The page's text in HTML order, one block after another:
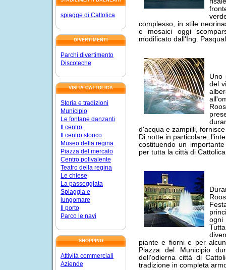
spiagge di Cattolica
DIVERTIMENTI
Parchi divertimento
Discoteche
VISITA CATTOLICA
Storia e tradizioni
Municipio
Le fontane danzanti
Il centro
Il centro storico
Museo della regina
Piazza del mercato
Centro polivalente
Teatro della regina
Le chiese
La passeggiata
Spiaggia e
lungomare
Il porto
Parco le navi
SHOPPING
Attività commerciali
Aziende
complesso, in stile
e mosaici oggi
modificato dall'Ing.
Uno
del
d'acqua e zampilli,
Di notte in particolare,
costituendo un
per tutta la città di
piante e fiorni e per
Piazza del Municipio
dell'odierna città di
tradizione in completa